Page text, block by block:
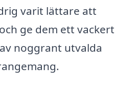
varit lättare att
ge dem ett vackert
noggrant utvalda